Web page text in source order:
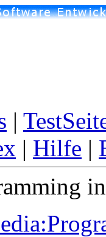
|
| Hilfe |